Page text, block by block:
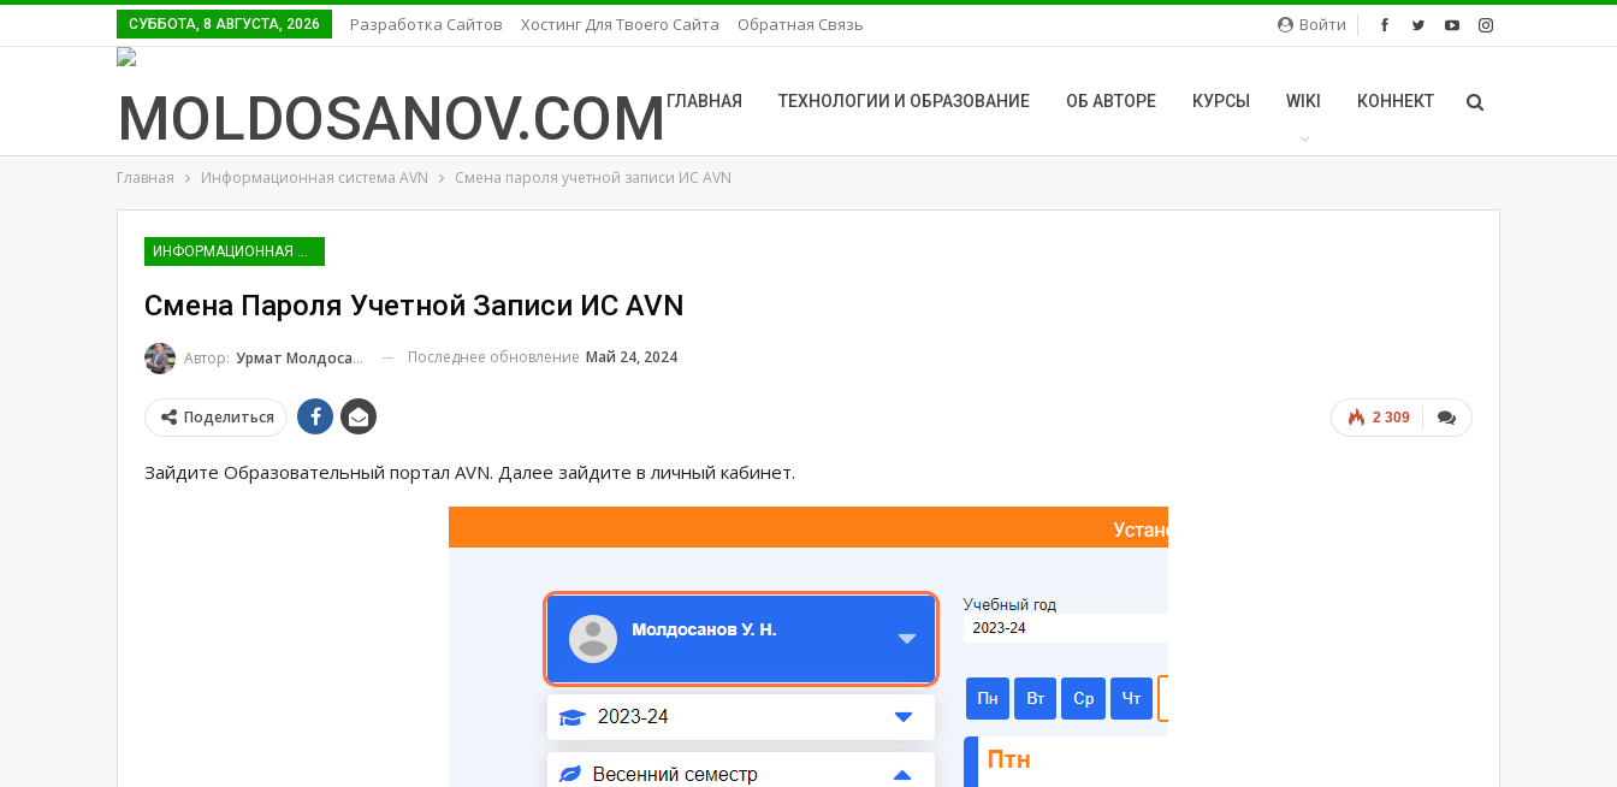
Войти
СУББОТА, 8 АВГУСТА, 2026 Разработка Сайтов Хостинг Для Твоего Сайта Обратная Связь
ГЛАВНАЯ ТЕХНОЛОГИИ И ОБРАЗОВАНИЕ ОБ АВТОРЕ КУРСЫ WIKI КОННЕКТ
Главная Информационная система AVN Смена пароля учетной записи ИС AVN
ИНФОРМАЦИОННАЯ СИСТЕМА AVN
Смена Пароля Учетной Записи ИС AVN
Автор: Урмат Молдосанов Последнее обновление Май 24, 2024
2 309
Поделиться
Зайдите Oбразовательный портал AVN. Далее зайдите в личный кабинет.